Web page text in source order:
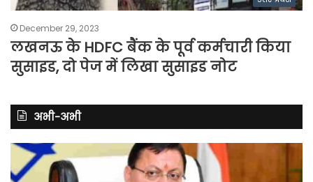
December 29, 2023
लखनऊ के HDFC बैंक के पूर्व कर्मचारी किया
सुसाइड, दो पेज में लिखा सुसाइड नोट
अभी-अभी